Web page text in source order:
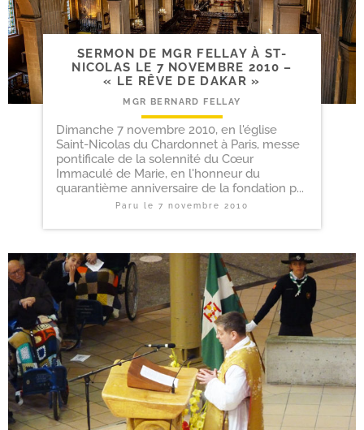
SERMON DE MGR FELLAY À ST-​
NICOLAS LE 7 NOVEMBRE 2010 –
« LE RÊVE DE DAKAR »
MGR BERNARD FELLAY
Dimanche 7 novembre 2010, en l'église
Saint-Nicolas du Chardonnet à Paris, messe
pontificale de la solennité du Cœur
Immaculé de Marie, en l'honneur du
quarantième anniversaire de la fondation p...
Paru le 7 novembre 2010